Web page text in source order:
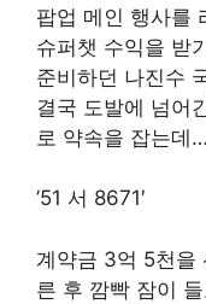
팝업 메인 행사를
슈퍼챗 수익을 받
준비하던 나진수
결국 도발에 넘어
로 약속을 잡는데…
’51 서 8671′
계약금 3억 5천을
른 후 깜빡 잠이